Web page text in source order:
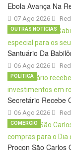
Ebola Avança Na
07 Ago 2026
Santuário Da
06 Ago 2026
OUTRAS NOTÍCIAS
Secretário Recebe
06 Ago 2026
POLÍTICA
Procon São
COMÉRCIO